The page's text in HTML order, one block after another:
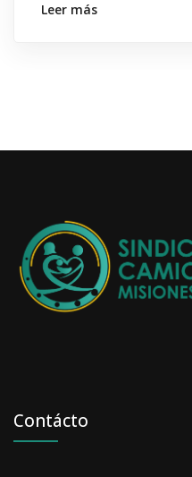
Leer más
Contácto